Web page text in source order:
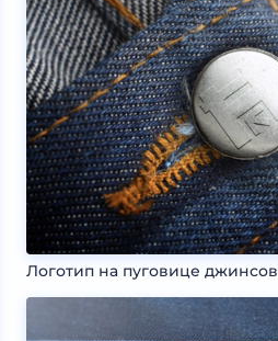
Логотип на пуговице джинсов